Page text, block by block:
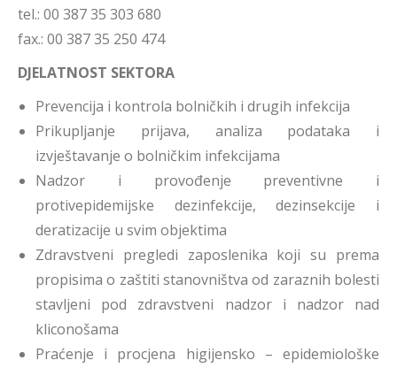
tel.: 00 387 35 303 680
fax.: 00 387 35 250 474
DJELATNOST SEKTORA
Prevencija i kontrola bolničkih i drugih infekcija
Prikupljanje prijava, analiza podataka i
izvještavanje o bolničkim infekcijama
Nadzor i provođenje preventivne i
protivepidemijske dezinfekcije, dezinsekcije i
deratizacije u svim objektima
Zdravstveni pregledi zaposlenika koji su prema
propisima o zaštiti stanovništva od zaraznih bolesti
stavljeni pod zdravstveni nadzor i nadzor nad
kliconošama
Praćenje i procjena higijensko – epidemiološke